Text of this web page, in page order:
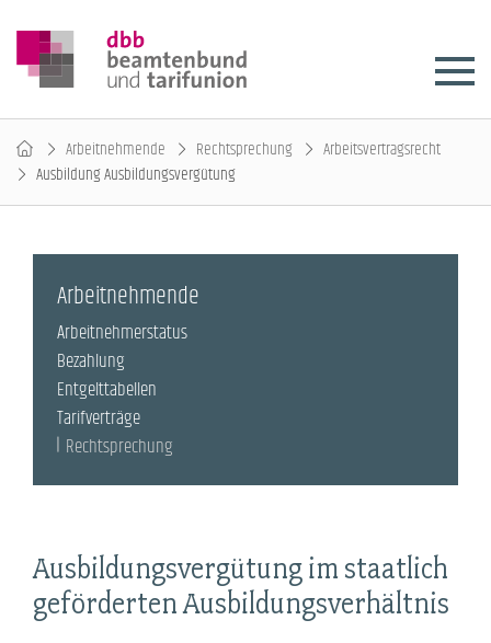
Arbeitnehmende Rechtsprechung
Arbeitsvertragsrecht
Ausbildung Ausbildungsvergütung
Ausbildungsvergütung im staatlich
geförderten Ausbildungsverhältnis
Arbeitnehmende
Arbeitnehmerstatus
Bezahlung
Entgelttabellen
Tarifverträge
Rechtsprechung